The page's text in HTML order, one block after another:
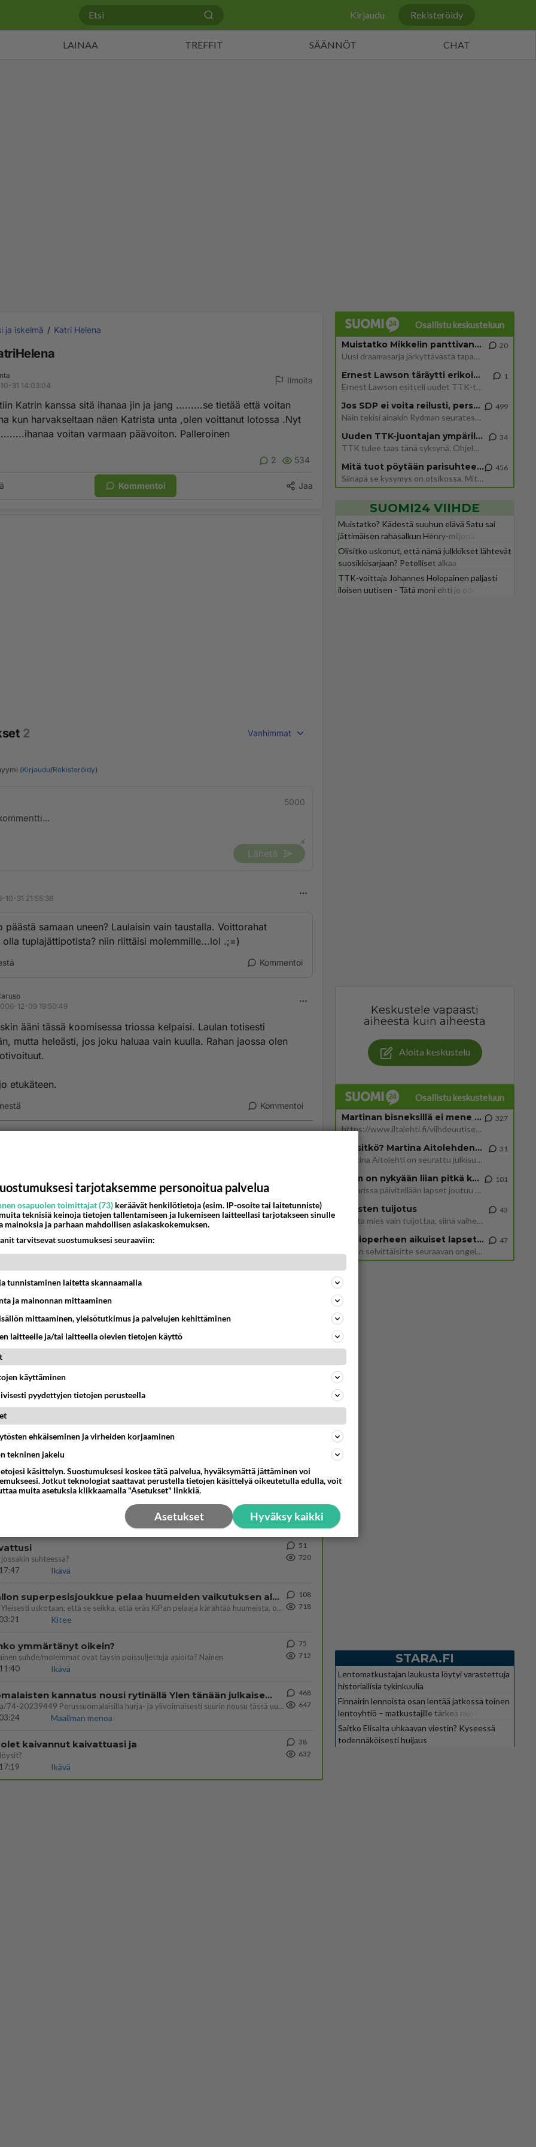
Kirjaudu Rekisteröidy
LAINAA TREFFIT SÄÄNNÖT CHAT
ja iskelmä Katri Helena
31 14:03:04
Ilmoita
Katrin kanssa sitä ihanaa jin ja jang .........se tietää että voitan
kun harvakseltaan näen Katrista unta ,olen voittanut lotossa .Nyt
voitan varmaan päävoiton. Palleroinen
2 534
Kommentoi Jaa
2 Vanhimmat
(Kirjaudu/Rekisteröidy)
5000
Lähetä
10-31 21:55:36
päästä samaan uneen? Laulaisin vain taustalla. Voittorahat
tuplajättipotista? niin riittäisi molemmille...lol .;=)
Kommentoi
12-09 19:50:49
ääni tässä koomisessa triossa kelpaisi. Laulan totisesti
mutta heleästi, jos joku haluaa vain kuulla. Rahan jaossa olen
etukäteen.
Kommentoi
Ketjusta on poistettu0sääntöjenvastaista viestiä.
Takaisin ylös
KESKUSTELUT
ei mene hyvin
Kotimaiset julkkisjuorut
Aitolehden isäpuoli on tämä suosittu laulaja
Kotimaiset julkkisjuorut
31
voita reilusti, persut kumoavat demokratian Suomesta
Maailman menoa
1161
kaivattusi on tehnyt?
Ikävä
suhteessa?
Ikävä
51
720
Kiteen Pallon superpesisjoukkue pelaa huumeiden vaikutuksen alaisena
Huumerikos. Yleisesti uskotaan, että se seikka, että eräs KiPan pelaaja kärähtää huumeista, on vain jäävuoren huippu. M
Kitee
108
718
ymmärtänyt oikein?
suhde/molemmat ovat täysin poissuljettuja asioita? Nainen
Ikävä
75
712
Perussuomalaisten kannatus nousi rytinällä Ylen tänään julkaisemassa tuoreimmassa gallup-kyselyssä.
https://yle.fi/a/74-20239449 Perussuomalaisilla hurja- ja ylivoimaisesti suurin nousu tässä uudessa Ylen gallupissa. Kyl
Maailman menoa
468
647
kaivannut kaivattuasi ja
Ikävä
38
632
Osallistu keskusteluun
Muistatko Mikkelin panttivankidraaman?
Uusi draamasarja järkyttävästä tapauksesta on tulossa. Tositapahtumiin perustuva sarja ammentaa vuoden 1986 Mikkelin pan
20
Ernest Lawson täräytti erikoisen heiton TTK-lehdistötilaisuudessa: " Onko tässä tarkoituksena...?"
Ernest Lawson esitteli uudet TTK-tähtioppilaat ja opettajat torstaina 6.8. lehdistölle. Tulevalla kaudella on yksi hausk
1
Jos SDP ei voita reilusti, persut kumoavat demokratian Suomesta
Näin tekisi ainakin Rydman seuratessaan idolinsa Trumpin mallia https://www.is.fi/politiikka/art-2000012187244.html
499
Uuden TTK-juontajan ympärillä epätietoisuus sakenee - Nyt MTV hämmentää soppaa
TTK tulee taas tänä syksynä. Ohjelman uudet tähtioppilaat julkistetaan torstaina 6. elokuuta klo 14 alkavassa lehdistö
34
Mitä tuot pöytään parisuhteessa?
Siinäpä se kysymys on otsikossa. Mitäpä siis tuot/toisit pöytään parisuhteessa? Oletko mies vai nainen? Koetko sen mitä
456
SUOMI24 VIIHDE
Muistatko? Kädestä suuhun elävä Satu sai
jättimäisen rahasalkun Henry-miljonääriltä
Olisitko uskonut, että nämä julkkikset lähtevät
suosikkisarjaan? Petolliset alkaa
jättiyllätyksellä
TTK-voittaja Johannes Holopainen paljasti
iloisen uutisen - Tätä moni ehti jo odottaa
Keskustele vapaasti
aiheesta kuin aiheesta
Aloita keskustelu
Osallistu keskusteluun
Martinan bisneksillä ei mene hyvin
https://www.iltalehti.fi/viihdeuutiset/a/c46da6ab-340f-4790-aaa7-0865eed2336 Yrityksen konkurssihakemus on tullut kärä
327
Tiesitkö? Martina Aitolehden isäpuoli on tämä suosittu laulaja
Martina Aitolehti on seurattu julkisuuden henkilö. Lähipiiriin mahtuu muitakin tunnettuja henkilöitä. Tiesitkö, että Ma
31
2 km on nykyään liian pitkä koulumatka
Hesarissa päivitellään lapset joutuu nyt kulkemaan 2 km kouluun jösses. Ruostefillarilla tuo matka menee vaikka miten äk
101
Miesten tuijotus
Mutta mies vain tuijottaa, siinä vaiheessa käännän itse pään pois. Mikä juttu? Yleensä jos joku tuijottaa tai katsoo, hä
43
Uusioperheen aikuiset lapset tyhjentää jääkaapin käydessään
Miten selvittäisitte seuraavan ongelman, meillä on uusioperhe, minulla teini-ikäiset lapset ja puolisolla aikuiset, jotk
47
STARA.FI
Lentomatkustajan laukusta löytyi varastettuja
historiallisia tykinkuulia
Finnairin lennoista osan lentää jatkossa toinen
lentoyhtiö – matkustajille tärkeä rajoitus
Saitko Elisalta uhkaavan viestin? Kyseessä
todennäköisesti huijaus
tarjotaksemme personoitua palvelua
osapuolen toimittajat (73) keräävät henkilötietoja (esim. IP-osoite tai laitetunniste)
teknisiä keinoja tietojen tallentamiseen ja lukemiseen laitteellasi tarjotakseen sinulle
ja parhaan mahdollisen asiakaskokemuksen.
tarvitsevat suostumuksesi seuraaviin:
tunnistaminen laitetta skannaamalla
ja mainonnan mittaaminen
mittaaminen, yleisötutkimus ja palvelujen kehittäminen
laitteelle ja/tai laitteella olevien tietojen käyttö
käyttäminen
pyydettyjen tietojen perusteella
ehkäiseminen ja virheiden korjaaminen
tekninen jakelu
käsittelyn. Suostumuksesi koskee tätä palvelua, hyväksymättä jättäminen voi
Jotkut teknologiat saattavat perustella tietojen käsittelyä oikeutetulla edulla, voit
muita asetuksia klikkaamalla "Asetukset" linkkiä.
Hyväksy kaikki
Asetukset